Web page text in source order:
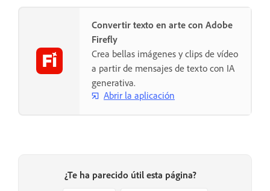
Convertir texto en arte con Adobe
Firefly
Crea bellas imágenes y clips de vídeo
a partir de mensajes de texto con IA
generativa.
Abrir la aplicación
¿Te ha parecido útil esta página?